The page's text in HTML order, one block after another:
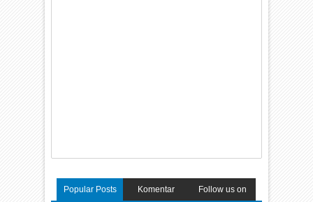
Popular Posts Komentar Follow us on